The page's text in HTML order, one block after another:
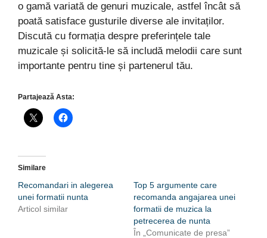
o gamă variată de genuri muzicale, astfel încât să
poată satisface gusturile diverse ale invitaților.
Discută cu formația despre preferințele tale
muzicale și solicită-le să includă melodii care sunt
importante pentru tine și partenerul tău.
Partajează Asta:
Similare
Recomandari in alegerea
unei formatii nunta
Articol similar
Top 5 argumente care
recomanda angajarea unei
formatii de muzica la
petrecerea de nunta
În „Comunicate de presa”